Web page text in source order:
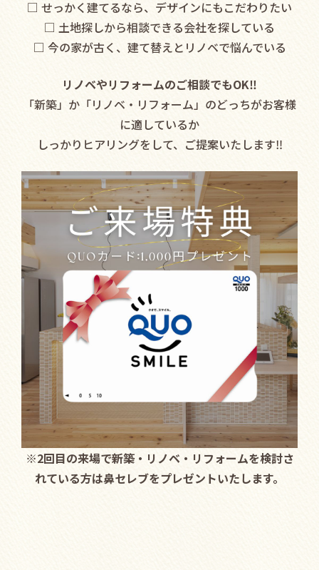
□ せっかく建てるなら、デザインにもこだわりたい
□ 土地探しから相談できる会社を探している
□ 今の家が古く、建て替えとリノベで悩んでいる
リノベやリフォームのご相談でもOK‼︎
「新築」か「リノベ・リフォーム」のどっちがお客様
に適しているか
しっかりヒアリングをして、ご提案いたします‼︎
※2回目の来場で新築・リノベ・リフォームを検討さ
れている方は鼻セレブをプレゼントいたします。